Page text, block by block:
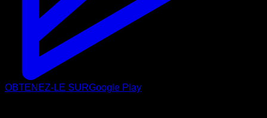
OBTENEZ-LE SURGoogle Play